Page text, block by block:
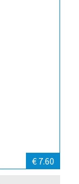
€ 7.60